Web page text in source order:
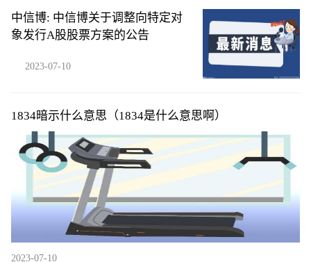
中信博: 中信博关于调整向特定对
象发行A股股票方案的公告
2023-07-10
1834暗示什么意思（1834是什么意思啊）
2023-07-10